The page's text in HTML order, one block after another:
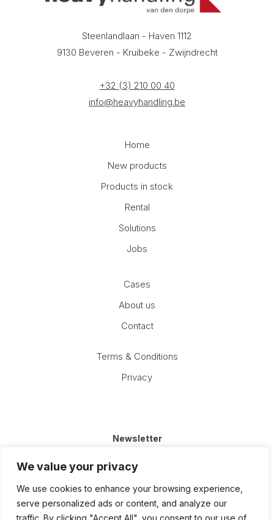
We value your privacy
We use cookies to enhance your browsing experience,
serve personalized ads or content, and analyze our
traffic. By clicking "Accept All", you consent to our use of
Steenlandlaan - Haven 1112
9130 Beveren - Kruibeke - Zwijndrecht
+32 (3) 210 00 40
info@heavyhandling.be
Home
New products
Products in stock
Rental
Solutions
Jobs
Cases
About us
Contact
Terms & Conditions
Privacy
Newsletter